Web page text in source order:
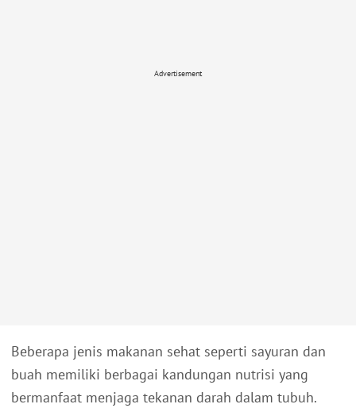
Advertisement
Beberapa jenis makanan sehat seperti sayuran dan
buah memiliki berbagai kandungan nutrisi yang
bermanfaat menjaga tekanan darah dalam tubuh.